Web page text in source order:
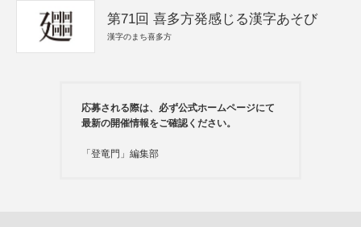
第71回 喜多方発感じる漢字あそび
漢字のまち喜多方
応募される際は、必ず公式ホームページにて
最新の開催情報をご確認ください。
「登竜門」編集部